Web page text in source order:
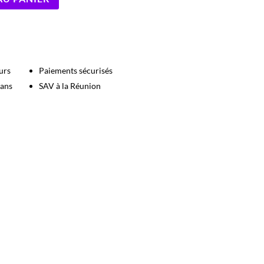
Paiements sécurisés
SAV à la Réunion